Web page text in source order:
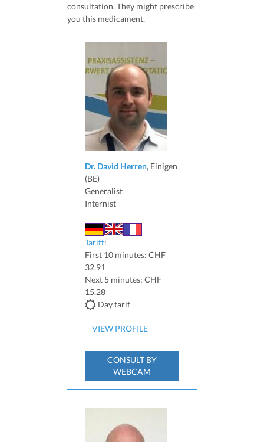
consultation. They might prescribe
you this medicament.
Dr. David Herren, Einigen
(BE)
Generalist
Internist
Tariff:
First 10 minutes: CHF
32.91
Next 5 minutes: CHF
15.28
Day tarif
VIEW PROFILE
CONSULT BY
WEBCAM